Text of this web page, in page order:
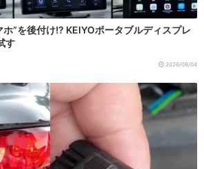
”を後付け!? KEIYOポータブルディスプレ
す
2026/08/04